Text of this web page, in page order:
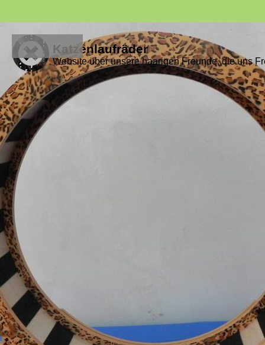
Katzenlaufräder
Website über unsere haarigen Freunde, die uns